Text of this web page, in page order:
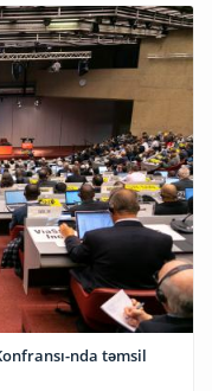
nda təmsil